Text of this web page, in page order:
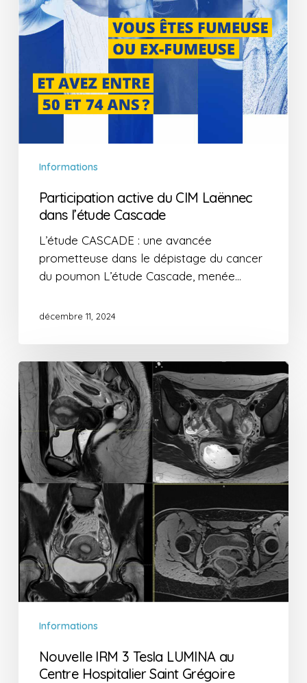
Informations
Participation active du CIM Laënnec
dans l’étude Cascade
L’étude CASCADE : une avancée
prometteuse dans le dépistage du cancer
du poumon L’étude Cascade, menée…
décembre 11, 2024
Nouvelle
IRM
3
Tesla
LUMINA
au
Centre
Hospitalier
Saint
Grégoire
Informations
Nouvelle IRM 3 Tesla LUMINA au
Centre Hospitalier Saint Grégoire